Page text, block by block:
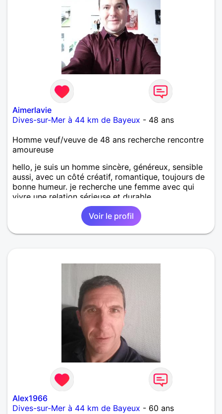
Aimerlavie
Dives-sur-Mer à 44 km de Bayeux - 48 ans
Homme veuf/veuve de 48 ans recherche rencontre
amoureuse
hello, je suis un homme sincère, généreux, sensible
aussi, avec un côté créatif, romantique, toujours de
bonne humeur. je recherche une femme avec qui
vivre une relation sérieuse et durable.
Voir le profil
Alex1966
Dives-sur-Mer à 44 km de Bayeux - 60 ans